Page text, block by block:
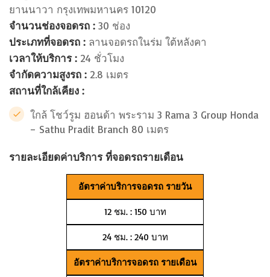
ยานนาวา กรุงเทพมหานคร 10120
จำนวนช่องจอดรถ : 30 ช่อง
ประเภทที่จอดรถ : ลานจอดรถในร่ม ใต้หลังคา
เวลาให้บริการ : 24 ชั่วโมง
จำกัดความสูงรถ : 2.8 เมตร
สถานที่ใกล้เคียง :
ใกล้ โชว์รูม ฮอนด้า พระราม 3 Rama 3 Group Honda
– Sathu Pradit Branch 80 เมตร
รายละเอียดค่าบริการ ที่จอดรถรายเดือน
อัตราค่าบริการจอดรถ รายวัน
12 ชม. : 150 บาท
24 ชม. : 240 บาท
อัตราค่าบริการจอดรถ รายเดือน